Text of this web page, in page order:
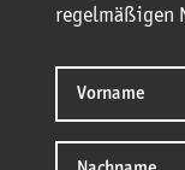
regelmäßigen